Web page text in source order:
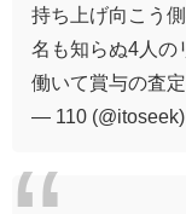
持ち上げ向こう
名も知らぬ4人の
働いて賞与の査
— 110 (@itoseek)